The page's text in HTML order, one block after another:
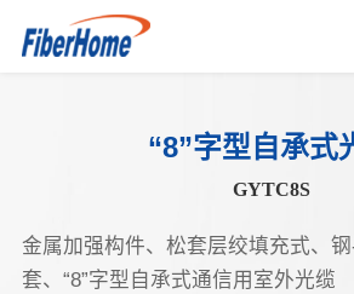
“8”字型自承式
GYTC8S
金属加强构件、松套层绞填充式、
套、“8”字型自承式通信用室外光缆